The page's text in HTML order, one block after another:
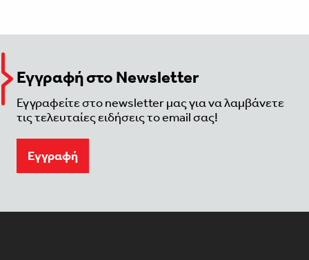
Εγγραφή στο Newsletter
Εγγραφείτε στο newsletter μας για να λαμβάνετε
τις τελευταίες ειδήσεις το email σας!
Eγγραφή